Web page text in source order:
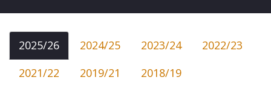
2025/26 2024/25 2023/24
2022/23
2021/22
2019/21
2018/19